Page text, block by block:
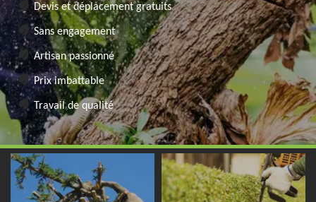
Devis et déplacement gratuits
Sans engagement
Artisan passionné
Prix imbattable
Travail de qualité